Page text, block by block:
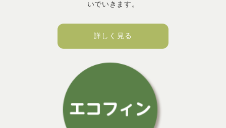
いでいきます。
詳しく見る